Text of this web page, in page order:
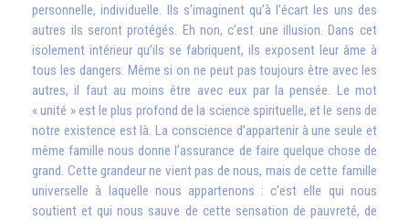
personnelle, individuelle. Ils s’imaginent qu’à l’écart les uns des
autres ils seront protégés. Eh non, c’est une illusion. Dans cet
isolement intérieur qu’ils se fabriquent, ils exposent leur âme à
tous les dangers. Même si on ne peut pas toujours être avec les
autres, il faut au moins être avec eux par la pensée. Le mot
« unité » est le plus profond de la science spirituelle, et le sens de
notre existence est là. La conscience d’appartenir à une seule et
même famille nous donne l’assurance de faire quelque chose de
grand. Cette grandeur ne vient pas de nous, mais de cette famille
universelle à laquelle nous appartenons : c’est elle qui nous
soutient et qui nous sauve de cette sensation de pauvreté, de